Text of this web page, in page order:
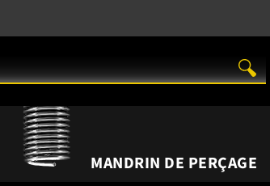
MANDRIN DE PERÇAGE